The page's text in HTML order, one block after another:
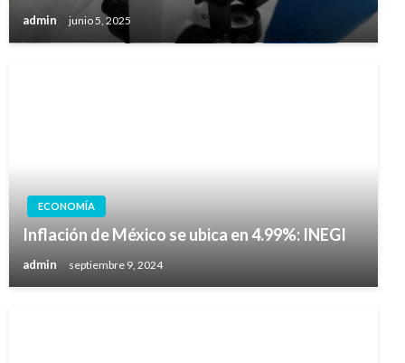
admin junio 5, 2025
ECONOMÍA
Inflación de México se ubica en 4.99%: INEGI
admin septiembre 9, 2024